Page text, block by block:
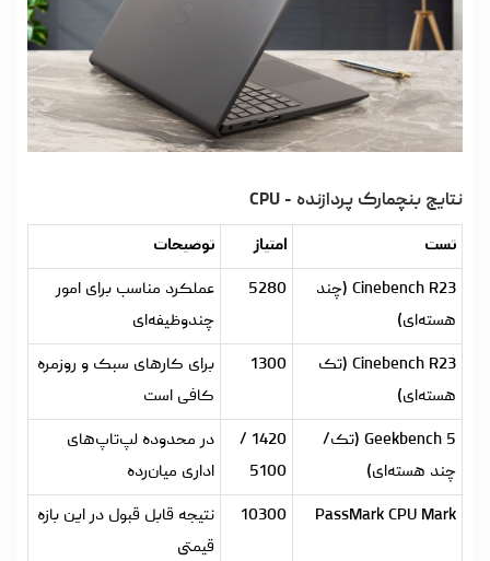
نتایج بنچمارک پردازنده - CPU
تست امتیاز
توضیحات
Cinebench R23 (چند
هسته‌ای)
5280
عملکرد مناسب برای امور
چندوظیفه‌ای
Cinebench R23 (تک
هسته‌ای)
1300
برای کارهای سبک و روزمره
کافی است
Geekbench 5 (تک/
چند هسته‌ای)
1420 /
5100
در محدوده لپ‌تاپ‌های
اداری میان‌رده
PassMark CPU Mark
10300
نتیجه قابل قبول در این بازه
قیمتی